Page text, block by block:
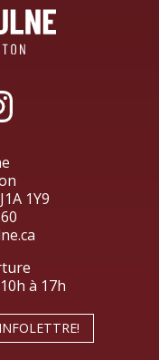
1Y9
à 17h